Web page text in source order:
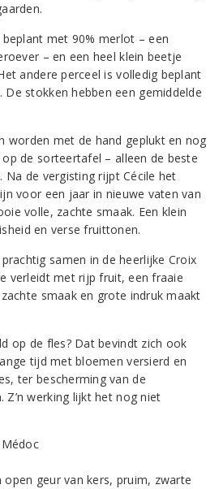
met 90% merlot – een
– en een heel klein beetje
andere perceel is volledig beplant
stokken hebben een gemiddelde
worden met de hand geplukt en nog
de sorteertafel – alleen de beste
Na de vergisting rijpt Cécile het
voor een jaar in nieuwe vaten van
volle, zachte smaak. Een klein
en verse fruittonen.
samen in de heerlijke Croix
verleidt met rijp fruit, een fraaie
smaak en grote indruk maakt
op de fles? Dat bevindt zich ook
tijd met bloemen versierd en
ter bescherming van de
Z’n werking lijkt het nog niet
geur van kers, pruim, zwarte